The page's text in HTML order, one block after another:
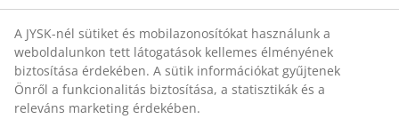
A JYSK-nél sütiket és mobilazonosítókat használunk a
weboldalunkon tett látogatások kellemes élményének
biztosítása érdekében. A sütik információkat gyűjtenek
Önről a funkcionalitás biztosítása, a statisztikák és a
releváns marketing érdekében.